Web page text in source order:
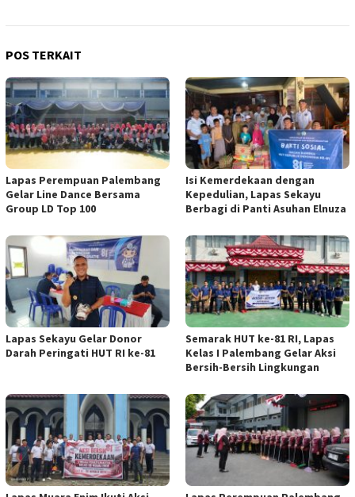
POS TERKAIT
Lapas Perempuan Palembang
Gelar Line Dance Bersama
Group LD Top 100
Isi Kemerdekaan dengan
Kepedulian, Lapas Sekayu
Berbagi di Panti Asuhan Elnuza
Lapas Sekayu Gelar Donor
Darah Peringati HUT RI ke-81
Semarak HUT ke-81 RI, Lapas
Kelas I Palembang Gelar Aksi
Bersih-Bersih Lingkungan